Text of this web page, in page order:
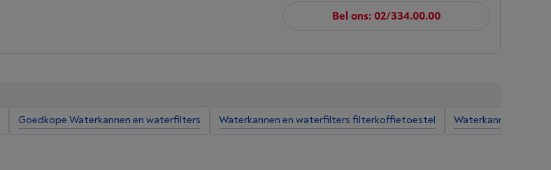
Bel ons: 02/334.00.00
Goedkope Waterkannen en waterfilters Waterkannen en waterfilters filterkoffietoestel Waterkannen en